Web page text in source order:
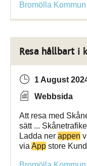
Bromölla Kommun
Resa hållbart i
1 August
Webbsida
Att resa med
sätt ...
Ladda ner appen
via App store